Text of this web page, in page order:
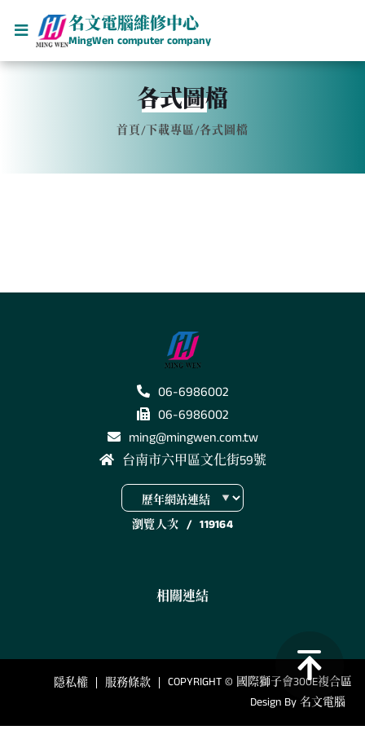
名文電腦維修中心
MingWen computer company
各式圖檔
首頁/下載專區/各式圖檔
06-6986002
06-6986002
ming@mingwen.com.tw
台南市六甲區文化街59號
瀏覽人次 / 119164
相關連結
隱私權 服務條款
COPYRIGHT © 國際獅子會300E複合區
Design By 名文電腦